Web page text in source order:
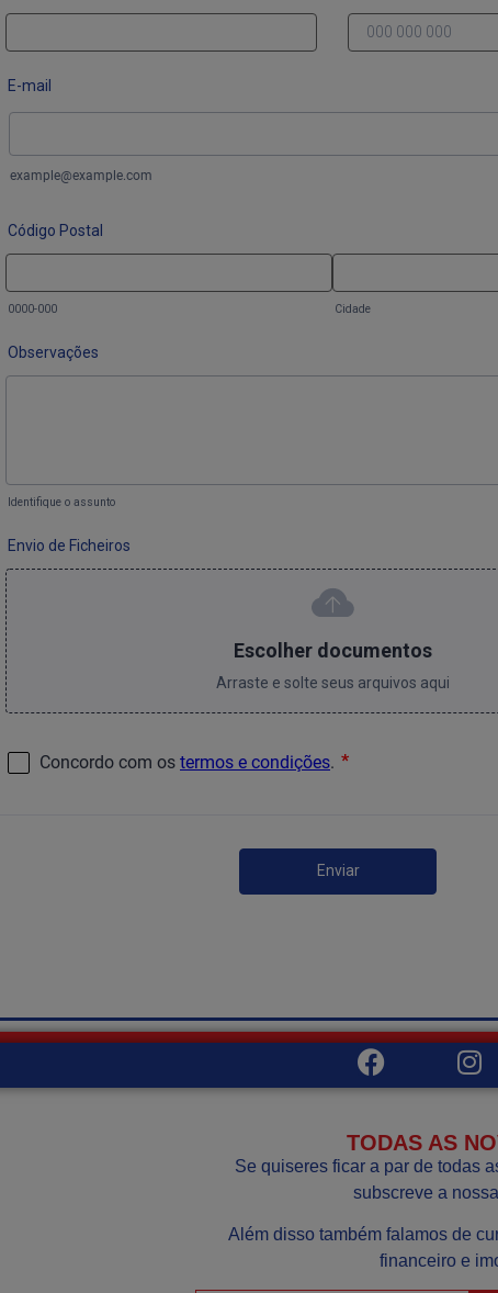
E-mail
Código Postal
0000-000 Cidade
Observações
Identifique o assunto
Envio de Ficheiros
Escolher documentos
Arraste e solte seus arquivos aqui
Enviar
TODAS AS
Se quiseres ficar a par de todas
subscreve a
Além disso também falamos de
financeiro e